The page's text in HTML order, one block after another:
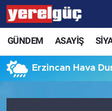
GÜNDEM ASAYİŞ
Erzincan Hava